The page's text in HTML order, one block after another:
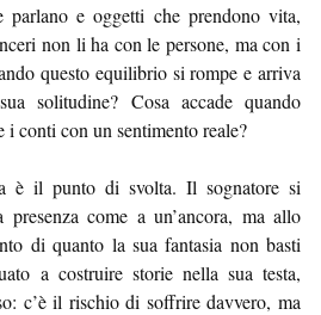
e oggetti che prendono vita,
non li ha con le persone, ma con i
questo equilibrio si rompe e arriva
solitudine? Cosa accade quando
i conti con un sentimento reale?
è il punto di svolta. Il sognatore si
presenza come a un’ancora, ma allo
di quanto la sua fantasia non basti
a costruire storie nella sua testa,
c’è il rischio di soffrire davvero, ma